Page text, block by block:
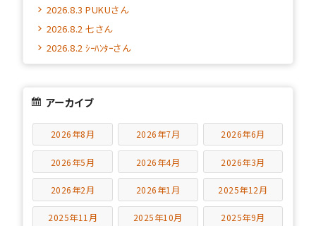
2026.8.3 PUKUさん
2026.8.2 七さん
2026.8.2 ｼｰﾊﾝﾀｰさん
アーカイブ
2026年8月 2026年7月 2026年6月
2026年5月 2026年4月 2026年3月
2026年2月 2026年1月 2025年12月
2025年11月 2025年10月 2025年9月